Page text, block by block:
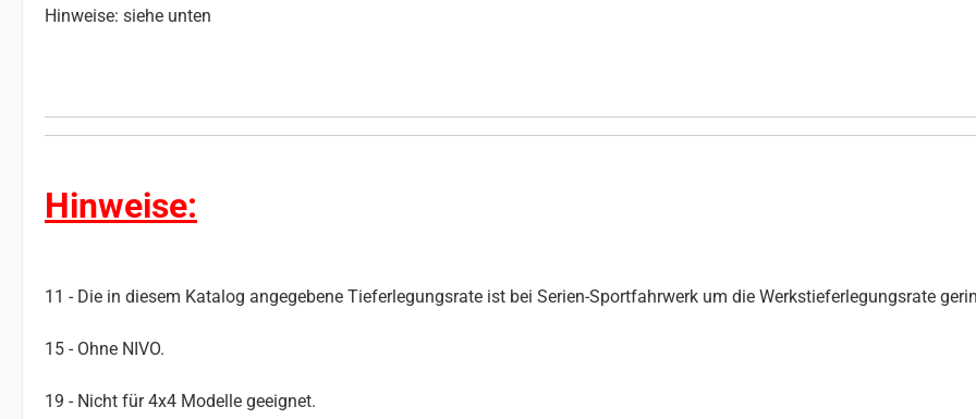
Hinweise: siehe unten
Hinweise:
11 - Die in diesem Katalog angegebene Tieferlegungsrate ist bei Serien-Sportfahrwerk um die Werkstieferlegungsrate
15 - Ohne NIVO.
19 - Nicht für 4x4 Modelle geeignet.